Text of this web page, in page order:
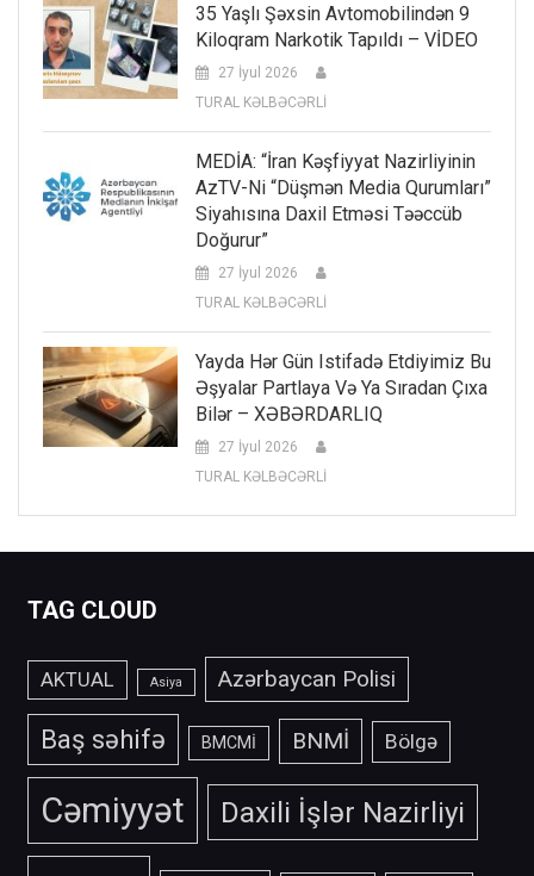
35 Yaşlı Şəxsin Avtomobilindən 9
Kiloqram Narkotik Tapıldı – VİDEO
27 İyul 2026
TURAL KƏLBƏCƏRLİ
MEDİA: “İran Kəşfiyyat Nazirliyinin
AzTV-Ni “düşmən Media Qurumları”
Siyahısına Daxil Etməsi Təəccüb
Doğurur”
27 İyul 2026
TURAL KƏLBƏCƏRLİ
Yayda Hər Gün Istifadə Etdiyimiz Bu
Əşyalar Partlaya Və Ya Sıradan Çıxa
Bilər – XƏBƏRDARLIQ
27 İyul 2026
TURAL KƏLBƏCƏRLİ
TAG CLOUD
AKTUAL Asiya Azərbaycan Polisi
Baş səhifə BMCMİ BNMİ Bölgə
Cəmiyyət Daxili İşlər Nazirliyi